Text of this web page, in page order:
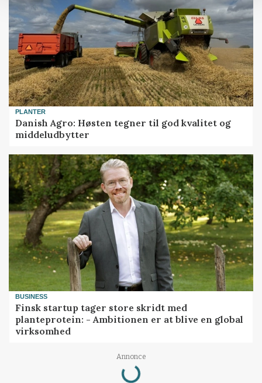
PLANTER
Danish Agro: Høsten tegner til god kvalitet og
middeludbytter
BUSINESS
Finsk startup tager store skridt med
planteprotein: - Ambitionen er at blive en global
virksomhed
Annonce
Loading...